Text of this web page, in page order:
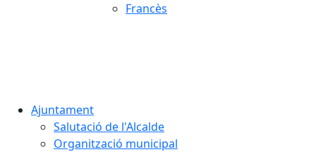
Francès
Ajuntament
Salutació de l'Alcalde
Organització municipal